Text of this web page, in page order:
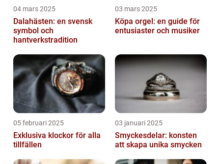
04 mars 2025
Dalahästen: en svensk
symbol och
hantverkstradition
03 mars 2025
Köpa orgel: en guide för
entusiaster och musiker
05 februari 2025
Exklusiva klockor för alla
tillfällen
03 januari 2025
Smyckesdelar: konsten
att skapa unika smycken